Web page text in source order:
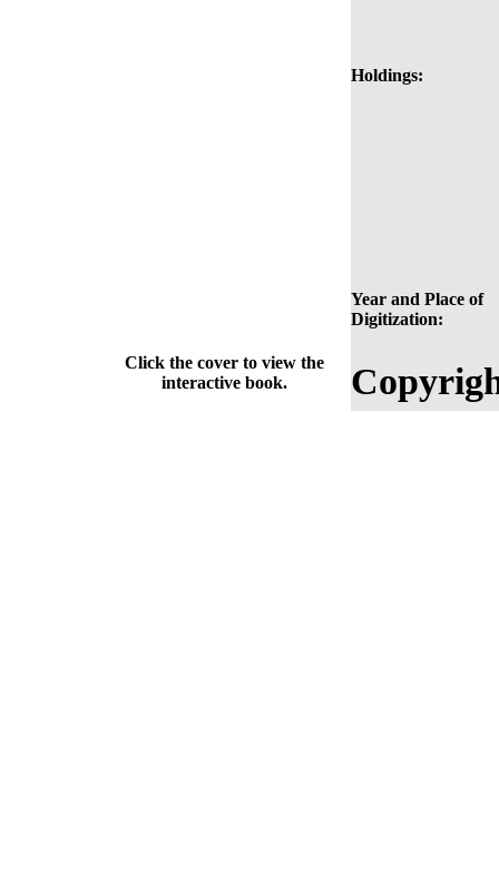
Holdings:
Year and Place of
Digitization:
Click the cover to view the
interactive book.